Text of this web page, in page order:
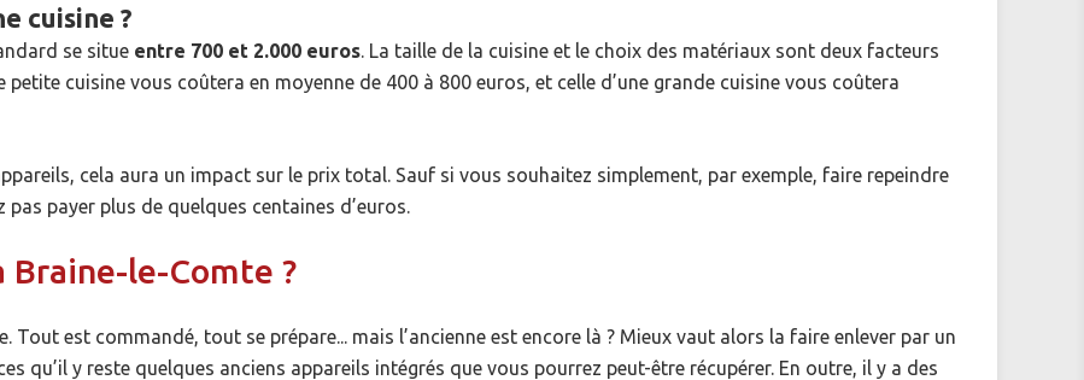
cuisine ?
se situe entre 700 et 2.000 euros. La taille de la cuisine et le choix des matériaux sont deux facteurs
cuisine vous coûtera en moyenne de 400 à 800 euros, et celle d’une grande cuisine vous coûtera
cela aura un impact sur le prix total. Sauf si vous souhaitez simplement, par exemple, faire repeindre
payer plus de quelques centaines d’euros.
Braine-le-Comte ?
Tout est commandé, tout se prépare... mais l’ancienne est encore là ? Mieux vaut alors la faire enlever par un
qu’il y reste quelques anciens appareils intégrés que vous pourrez peut-être récupérer. En outre, il y a des